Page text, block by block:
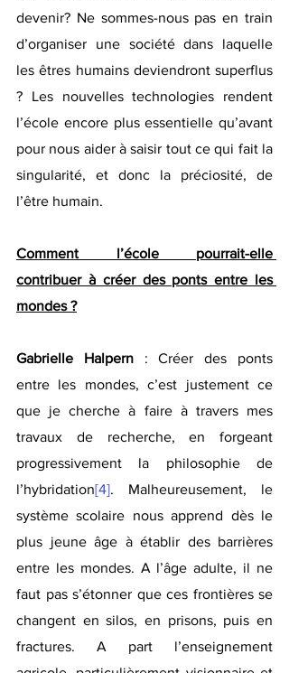
devenir? Ne sommes-nous pas en train
d’organiser une société dans laquelle
les êtres humains deviendront superflus
? Les nouvelles technologies rendent
l’école encore plus essentielle qu’avant
pour nous aider à saisir tout ce qui fait la
singularité, et donc la préciosité, de
l’être humain.
Comment l’école pourrait-elle
contribuer à créer des ponts entre les
mondes ?
Gabrielle Halpern : Créer des ponts
entre les mondes, c’est justement ce
que je cherche à faire à travers mes
travaux de recherche, en forgeant
progressivement la philosophie de
l’hybridation[4]. Malheureusement, le
système scolaire nous apprend dès le
plus jeune âge à établir des barrières
entre les mondes. A l’âge adulte, il ne
faut pas s’étonner que ces frontières se
changent en silos, en prisons, puis en
fractures. A part l’enseignement